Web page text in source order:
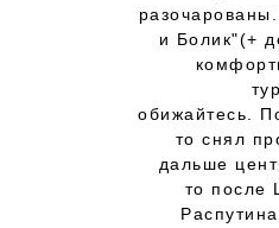
и Болик"(+
обижайтесь.
то снял
дальше
то после